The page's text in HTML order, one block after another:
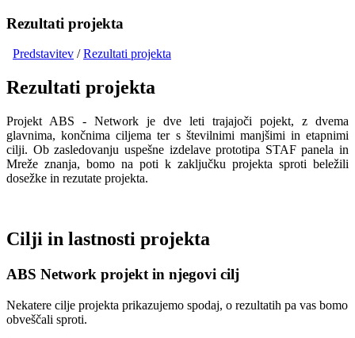
Rezultati projekta
Predstavitev /Rezultati projekta
Rezultati projekta
Projekt ABS - Network je dve leti trajajoči pojekt, z dvema
glavnima, končnima ciljema ter s številnimi manjšimi in etapnimi
cilji. Ob zasledovanju uspešne izdelave prototipa STAF panela in
Mreže znanja, bomo na poti k zaključku projekta sproti beležili
dosežke in rezutate projekta.
Cilji in lastnosti projekta
ABS Network projekt in njegovi cilj
Nekatere cilje projekta prikazujemo spodaj, o rezultatih pa vas bomo
obveščali sproti.